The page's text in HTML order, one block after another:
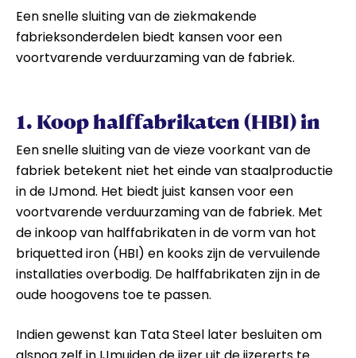
Een snelle sluiting van de ziekmakende
fabrieksonderdelen biedt kansen voor een
voortvarende verduurzaming van de fabriek.
1. Koop halffabrikaten (HBI) in
Een snelle sluiting van de vieze voorkant van de
fabriek betekent niet het einde van staalproductie
in de IJmond. Het biedt juist kansen voor een
voortvarende verduurzaming van de fabriek. Met
de inkoop van halffabrikaten in de vorm van hot
briquetted iron (HBI) en kooks zijn de vervuilende
installaties overbodig. De halffabrikaten zijn in de
oude hoogovens toe te passen.
Indien gewenst kan Tata Steel later besluiten om